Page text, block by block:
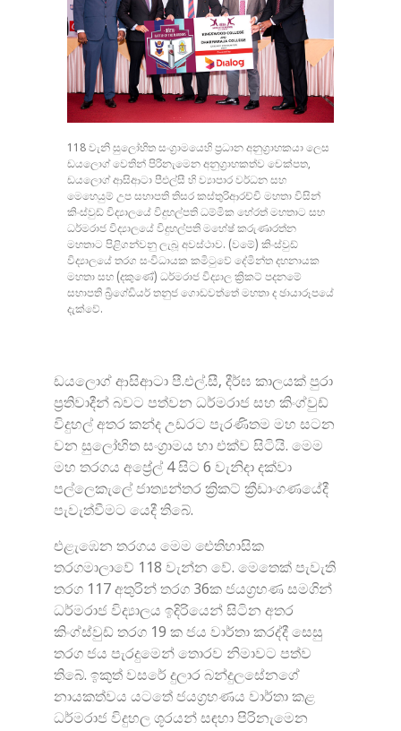
118 වැනි සුලෝහිත සංග්‍රාමයෙහි ප්‍රධාන අනුග්‍රාහකයා ලෙස
ඩයලොග් වෙතින් පිරිනැමෙන අනුග්‍රාහකත්ව චෙක්පත,
ඩයලොග් ආසිආටා පීඑල්සී හි ව්‍යාපාර වර්ධන සහ
මෙහෙයුම් උප සභාපති තිසර කස්තුරිආරච්චි මහතා විසින්
කිංස්වුඩ් විද්‍යාලයේ විදුහල්පති ධම්මික හේරත් මහතාට සහ
ධර්මරාජ විද්‍යාලයේ විදුහල්පති මහේෂ් කරුණාරත්න
මහතාට පිළිගන්වනු ලැබූ අවස්ථාව. (වමේ) කිංස්වුඩ්
විද්‍යාලයේ තරග සංවිධායක කමිටුවේ දේමින්ත දහනායක
මහතා සහ (දකුණේ) ධර්මරාජ විද්‍යාල ක්‍රිකට් පදනමේ
සභාපති බ්‍රිගේඩියර් තනුජ ගොඩවත්තේ මහතා ද ඡායාරූපයේ
දැක්වේ.
ඩයලොග් ආසිආටා පී.එල්.සී, දීර්ඝ කාලයක් පුරා
ප්‍රතිවාදීන් බවට පත්වන ධර්මරාජ සහ කිංග්වුඩ්
විදුහල් අතර කන්ද උඩරට පැරණිතම මහ සටන
වන සුලෝහිත සංග්‍රාමය හා එක්ව සිටියි. මෙම
මහ තරගය අප්‍රේල් 4 සිට 6 වැනිදා දක්වා
පල්ලෙකැලේ ජාත්‍යන්තර ක්‍රිකට් ක්‍රීඩාංගණයේදී
පැවැත්වීමට යෙදී තිබේ.
එළැඹෙන තරගය මෙම ඓතිහාසික
තරගමාලාවේ 118 වැන්න වේ. මෙතෙක් පැවැති
තරග 117 අතුරින් තරග 36ක ජයග්‍රහණ සමගින්
ධර්මරාජ විද්‍යාලය ඉදිරියෙන් සිටින අතර
කිංග්ස්වුඩ් තරග 19 ක ජය වාර්තා කරද්දී සෙසු
තරග ජය පැරදුමෙන් තොරව නිමාවට පත්ව
තිබේ. ඉකුත් වසරේ දුලාර බන්දුලසේනගේ
නායකත්වය යටතේ ජයග්‍රහණය වාර්තා කළ
ධර්මරාජ ‍විදුහල ශූරයන් සඳහා පිරිනැමෙන